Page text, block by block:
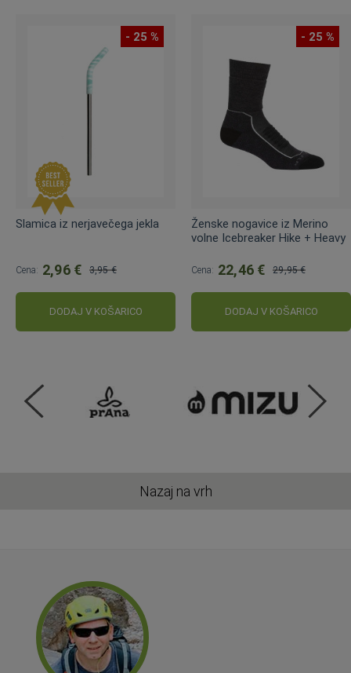
- 25 %
Slamica iz nerjavečega jekla
Cena: 2,96 €
cena:
3,95 €
DODAJ V KOŠARICO
- 25 %
Ženske nogavice iz Merino
volne Icebreaker Hike + Heavy
Cena: 22,46 €
cena:
29,95 €
DODAJ V KOŠARICO
Nazaj na vrh